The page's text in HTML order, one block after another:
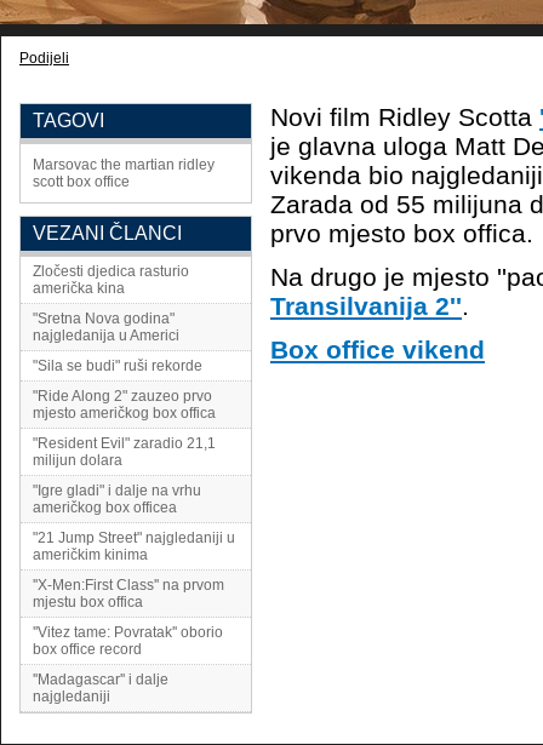
Podijeli
TAGOVI
Marsovac the martian ridley
scott box office
VEZANI ČLANCI
Zločesti djedica rasturio
američka kina
"Sretna Nova godina"
najgledanija u Americi
"Sila se budi" ruši rekorde
"Ride Along 2" zauzeo prvo
mjesto američkog box offica
"Resident Evil" zaradio 21,1
milijun dolara
"Igre gladi" i dalje na vrhu
američkog box officea
"21 Jump Street" najgledaniji u
američkim kinima
''X-Men:First Class'' na prvom
mjestu box offica
''Vitez tame: Povratak'' oborio
box office record
''Madagascar'' i dalje
najgledaniji
Novi film Ridley Scotta
je glavna uloga Matt
vikenda bio
Zarada od 55 milijuna
prvo mjesto box offica.
Na drugo je mjesto
Transilvanija 2''.
Box office vikend